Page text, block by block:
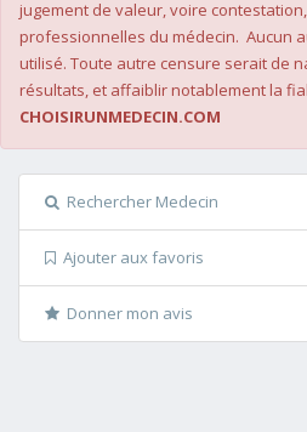
jugement de valeur, voire
professionnelles du médecin. Aucun
utilisé. Toute autre censure serait de
résultats, et affaiblir notablement la
CHOISIRUNMEDECIN.COM
Rechercher Medecin
Ajouter aux favoris
Donner mon avis